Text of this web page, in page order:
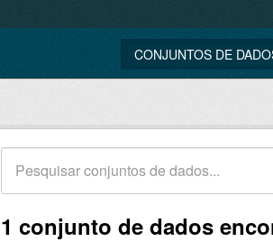
CONJUNTOS DE
1 conjunto de dados